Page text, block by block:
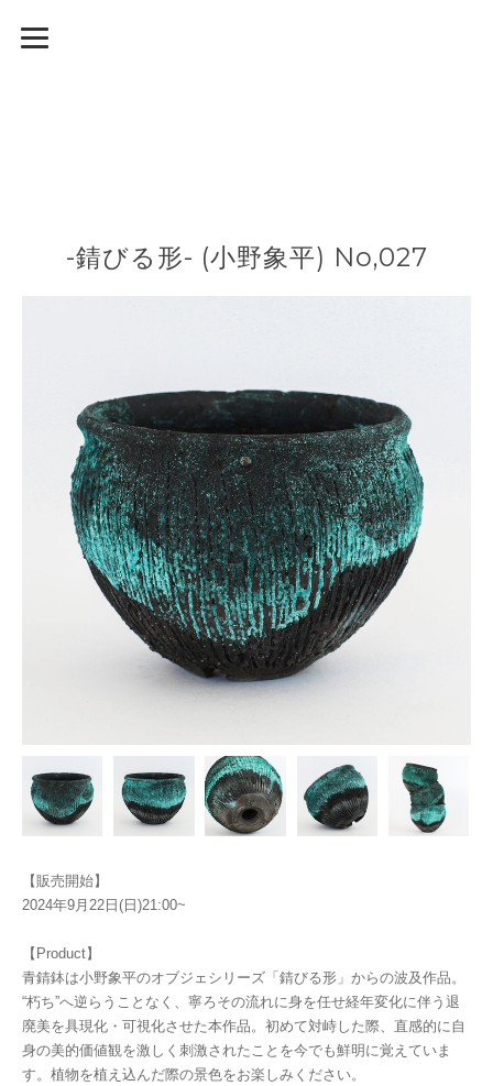
-錆びる形- (小野象平) No,027
【販売開始】
2024年9月22日(日)21:00~
【Product】
青錆鉢は小野象平のオブジェシリーズ「錆びる形」からの波及作品。
“朽ち”へ逆らうことなく、寧ろその流れに身を任せ経年変化に伴う退
廃美を具現化・可視化させた本作品。初めて対峙した際、直感的に自
身の美的価値観を激しく刺激されたことを今でも鮮明に覚えていま
す。植物を植え込んだ際の景色をお楽しみください。